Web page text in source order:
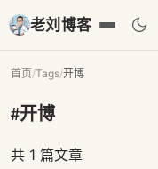
老刘博客
首页/Tags/开博
#开博
共 1 篇文章